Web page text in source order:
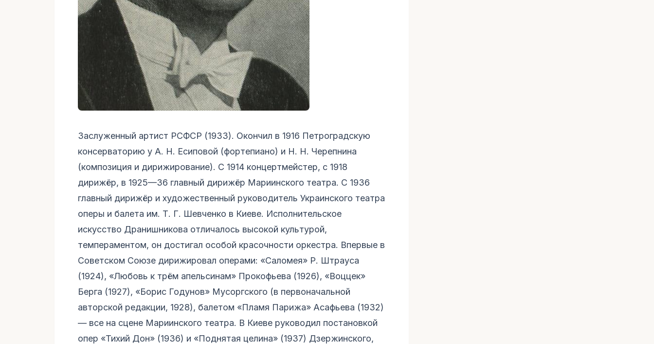
Заслуженный артист РСФСР (1933). Окончил в 1916 Петроградскую
консерваторию у А. Н. Есиповой (фортепиано) и Н. Н. Черепнина
(композиция и дирижирование). С 1914 концертмейстер, с 1918
дирижёр, в 1925—36 главный дирижёр Мариинского театра. С 1936
главный дирижёр и художественный руководитель Украинского театра
оперы и балета им. Т. Г. Шевченко в Киеве. Исполнительское
искусство Дранишникова отличалось высокой культурой,
темпераментом, он достигал особой красочности оркестра. Впервые в
Советском Союзе дирижировал операми: «Саломея» Р. Штрауса
(1924), «Любовь к трём апельсинам» Прокофьева (1926), «Воццек»
Берга (1927), «Борис Годунов» Мусоргского (в первоначальной
авторской редакции, 1928), балетом «Пламя Парижа» Асафьева (1932)
— все на сцене Мариинского театра. В Киеве руководил постановкой
опер «Тихий Дон» (1936) и «Поднятая целина» (1937) Дзержинского,